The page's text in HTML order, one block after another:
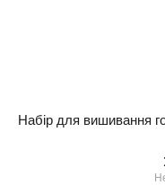
Набір для вишивання